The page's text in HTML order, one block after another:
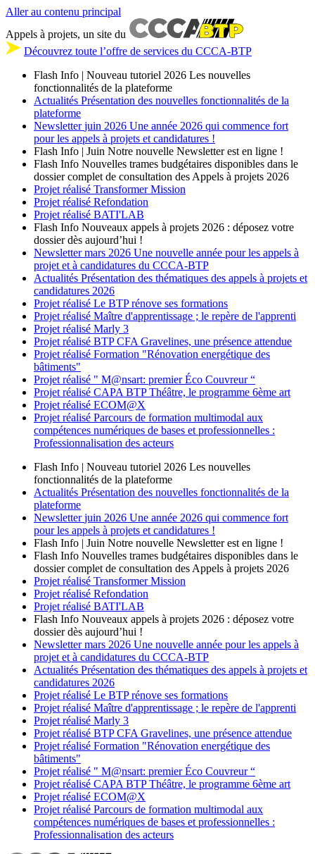
Aller au contenu principal
Appels à projets, un site du
Découvrez toute l’offre de services du CCCA-BTP
Flash Info | Nouveau tutoriel 2026 Les nouvelles
fonctionnalités de la plateforme
Actualités Présentation des nouvelles fonctionnalités de la
plateforme
Newsletter juin 2026 Une année 2026 qui commence fort
pour les appels à projets et candidatures !
Flash Info | Juin Notre nouvelle Newsletter est en ligne !
Flash Info Nouvelles trames budgétaires disponibles dans le
dossier complet de consultation des Appels à projets 2026
Projet réalisé Transformer Mission
Projet réalisé Refondation
Projet réalisé BATI'LAB
Flash Info Nouveaux appels à projets 2026 : déposez votre
dossier dès aujourd’hui !
Newsletter mars 2026 Une nouvelle année pour les appels à
projet et à candidatures du CCCA-BTP
Actualités Présentation des thématiques des appels à projets et
candidatures 2026
Projet réalisé Le BTP rénove ses formations
Projet réalisé Maître d'apprentissage ; le repère de l'apprenti
Projet réalisé Marly 3
Projet réalisé BTP CFA Gravelines, une présence attendue
Projet réalisé Formation "Rénovation energétique des
bâtiments"
Projet réalisé " M@nsart: premier Éco Couvreur “
Projet réalisé CAPA BTP Théâtre, le programme 6ème art
Projet réalisé ECOM@X
Projet réalisé Parcours de formation multimodal aux
compétences numériques de bases et professionnelles :
Professionnalisation des acteurs
Flash Info | Nouveau tutoriel 2026 Les nouvelles
fonctionnalités de la plateforme
Actualités Présentation des nouvelles fonctionnalités de la
plateforme
Newsletter juin 2026 Une année 2026 qui commence fort
pour les appels à projets et candidatures !
Flash Info | Juin Notre nouvelle Newsletter est en ligne !
Flash Info Nouvelles trames budgétaires disponibles dans le
dossier complet de consultation des Appels à projets 2026
Projet réalisé Transformer Mission
Projet réalisé Refondation
Projet réalisé BATI'LAB
Flash Info Nouveaux appels à projets 2026 : déposez votre
dossier dès aujourd’hui !
Newsletter mars 2026 Une nouvelle année pour les appels à
projet et à candidatures du CCCA-BTP
Actualités Présentation des thématiques des appels à projets et
candidatures 2026
Projet réalisé Le BTP rénove ses formations
Projet réalisé Maître d'apprentissage ; le repère de l'apprenti
Projet réalisé Marly 3
Projet réalisé BTP CFA Gravelines, une présence attendue
Projet réalisé Formation "Rénovation energétique des
bâtiments"
Projet réalisé " M@nsart: premier Éco Couvreur “
Projet réalisé CAPA BTP Théâtre, le programme 6ème art
Projet réalisé ECOM@X
Projet réalisé Parcours de formation multimodal aux
compétences numériques de bases et professionnelles :
Professionnalisation des acteurs